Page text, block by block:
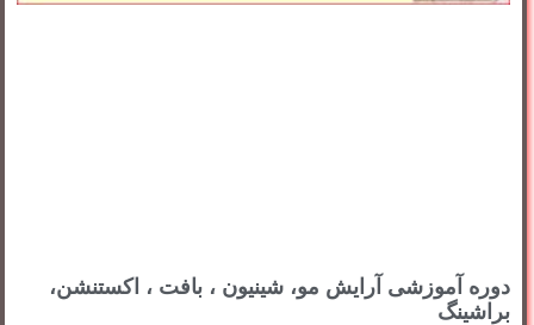
دوره آموزشی آرایش مو، شینیون ، بافت ، اکستنشن،
براشینگ